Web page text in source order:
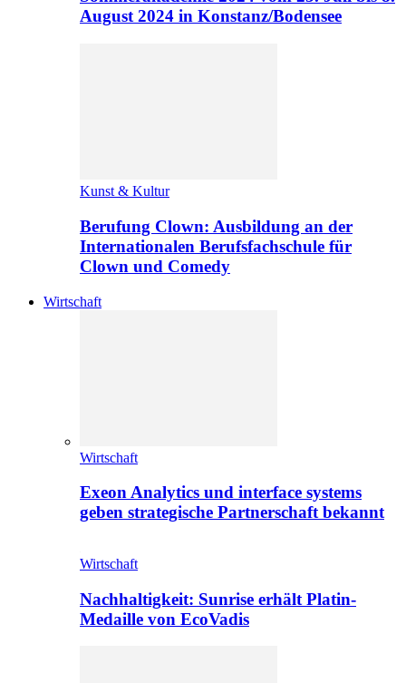
August 2024 in Konstanz/Bodensee
Kunst & Kultur
Berufung Clown: Ausbildung an der
Internationalen Berufsfachschule für
Clown und Comedy
Wirtschaft
Wirtschaft
Exeon Analytics und interface systems
geben strategische Partnerschaft bekannt
Wirtschaft
Nachhaltigkeit: Sunrise erhält Platin-
Medaille von EcoVadis